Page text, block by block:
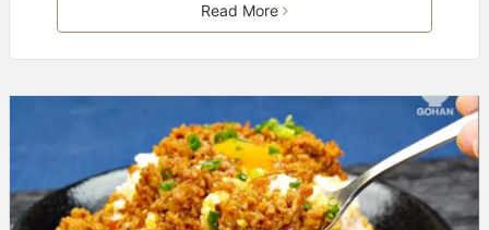
Read More